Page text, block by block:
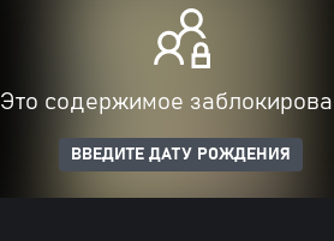
Это содержимое
ВВЕДИТЕ ДАТУ РОЖДЕНИЯ